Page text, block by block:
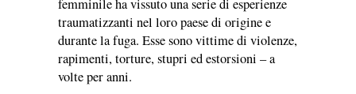
femminile ha vissuto una serie di esperienze
traumatizzanti nel loro paese di origine e
durante la fuga. Esse sono vittime di violenze,
rapimenti, torture, stupri ed estorsioni – a
volte per anni.